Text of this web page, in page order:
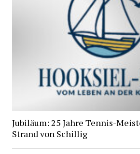
Jubiläum: 25 Jahre Tennis-
Strand von Schillig